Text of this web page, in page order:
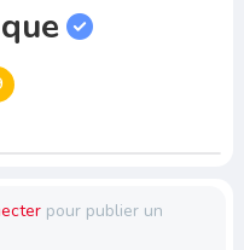
pour publier un